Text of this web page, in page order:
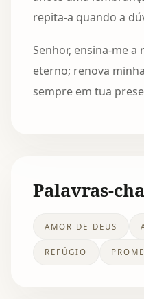
repita-a quando a
Senhor, ensina-me
eterno; renova
sempre em tua
Palavras-
AMOR DE DEUS
REFÚGIO